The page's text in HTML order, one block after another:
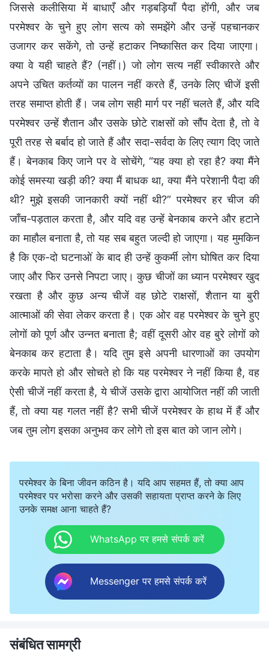
जिससे कलीसिया में बाधाएँ और गड़बड़ियाँ पैदा होंगी, और जब
परमेश्वर के चुने हुए लोग सत्य को समझेंगे और उन्हें पहचानकर
उजागर कर सकेंगे, तो उन्हें हटाकर निष्कासित कर दिया जाएगा।
क्या वे यही चाहते हैं? (नहीं।) जो लोग सत्य नहीं स्वीकारते और
अपने उचित कर्तव्यों का पालन नहीं करते हैं, उनके लिए चीजें इसी
तरह समाप्त होती हैं। जब लोग सही मार्ग पर नहीं चलते हैं, और यदि
परमेश्वर उन्हें शैतान और उसके छोटे राक्षसों को सौंप देता है, तो वे
पूरी तरह से बर्बाद हो जाते हैं और सदा-सर्वदा के लिए त्याग दिए जाते
हैं। बेनकाब किए जाने पर वे सोचेंगे, “यह क्या हो रहा है? क्या मैंने
कोई समस्या खड़ी की? क्या मैं बाधक था, क्या मैंने परेशानी पैदा की
थी? मुझे इसकी जानकारी क्यों नहीं थी?” परमेश्वर हर चीज की
जाँच-पड़ताल करता है, और यदि वह उन्हें बेनकाब करने और हटाने
का माहौल बनाता है, तो यह सब बहुत जल्दी हो जाएगा। यह मुमकिन
है कि एक-दो घटनाओं के बाद ही उन्हें कुकर्मी लोग घोषित कर दिया
जाए और फिर उनसे निपटा जाए। कुछ चीजों का ध्यान परमेश्वर खुद
रखता है और कुछ अन्य चीजें वह छोटे राक्षसों, शैतान या बुरी
आत्माओं की सेवा लेकर करता है। एक ओर वह परमेश्वर के चुने हुए
लोगों को पूर्ण और उन्नत बनाता है; वहीं दूसरी ओर वह बुरे लोगों को
बेनकाब कर हटाता है। यदि तुम इसे अपनी धारणाओं का उपयोग
करके मापते हो और सोचते हो कि यह परमेश्वर ने नहीं किया है, वह
ऐसी चीजें नहीं करता है, ये चीजें उसके द्वारा आयोजित नहीं की जाती
हैं, तो क्या यह गलत नहीं है? सभी चीजें परमेश्वर के हाथ में हैं और
जब तुम लोग इसका अनुभव कर लोगे तो इस बात को जान लोगे।
परमेश्वर के बिना जीवन कठिन है। यदि आप सहमत हैं, तो क्या आप
परमेश्वर पर भरोसा करने और उसकी सहायता प्राप्त करने के लिए
उनके समक्ष आना चाहते हैं?
WhatsApp पर हमसे संपर्क करें
Messenger पर हमसे संपर्क करें
संबंधित सामग्री